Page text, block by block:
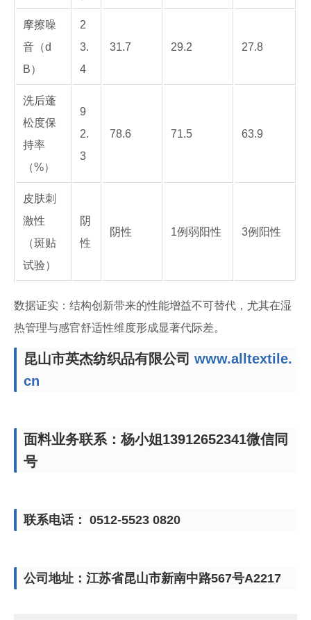
摩擦噪
音（d
B）
2
3.
4
31.7 29.2 27.8
洗后蓬
松度保
持率
（%）
9
2.
3
78.6 71.5 63.9
皮肤刺
激性
（斑贴
试验）
阴
性
阴性 1例弱阳性 3例阳性
数据证实：结构创新带来的性能增益不可替代，尤其在湿
热管理与感官舒适性维度形成显著代际差。
昆山市英杰纺织品有限公司 www.alltextile.
cn
面料业务联系：杨小姐13912652341微信同
号
联系电话： 0512-5523 0820
公司地址：江苏省昆山市新南中路567号A2217